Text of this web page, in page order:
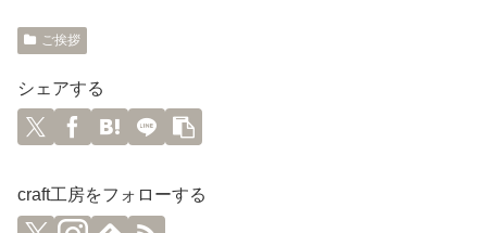
ご挨拶
シェアする
craft工房をフォローする